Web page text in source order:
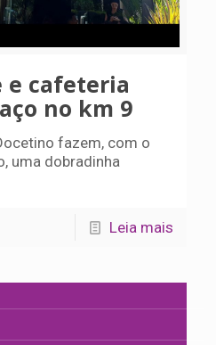
e cafeteria
no km 9
fazem, com o
uma dobradinha
Leia mais